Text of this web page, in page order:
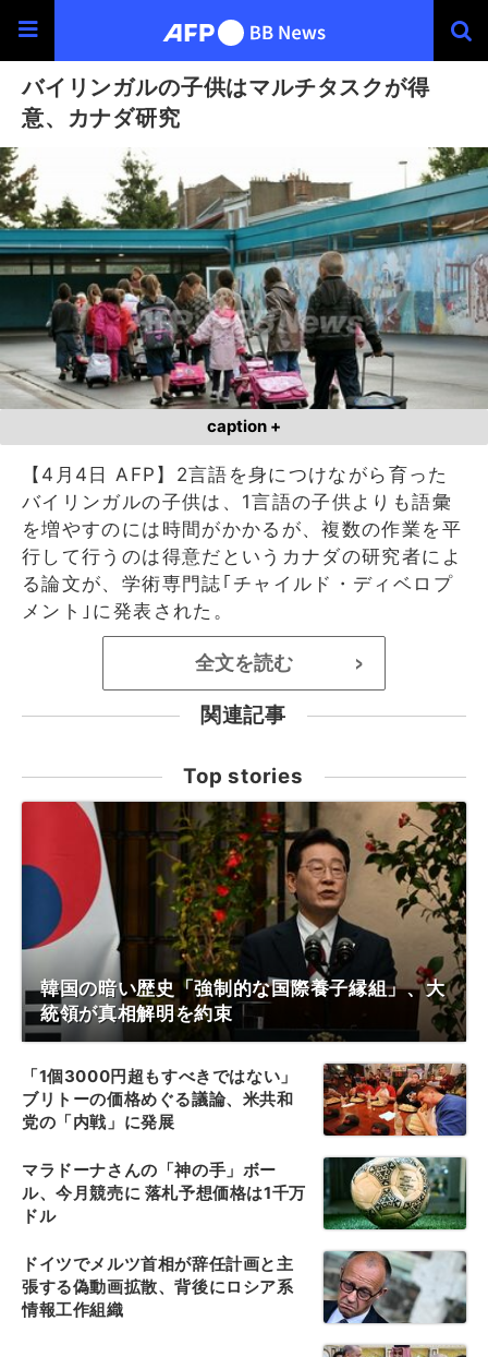
バイリンガルの子供はマルチタスクが得
意、カナダ研究
caption +
【4月4日 AFP】2言語を身につけながら育った
バイリンガルの子供は、1言語の子供よりも語彙
を増やすのには時間がかかるが、複数の作業を平
行して行うのは得意だというカナダの研究者によ
る論文が、学術専門誌｢チャイルド・ディベロプ
メント｣に発表された。
全文を読む >
関連記事
Top stories
韓国の暗い歴史「強制的な国際養子縁組」、大
統領が真相解明を約束
「1個3000円超もすべきではない」
ブリトーの価格めぐる議論、米共和
党の「内戦」に発展
マラドーナさんの「神の手」ボー
ル、今月競売に 落札予想価格は1千万
ドル
ドイツでメルツ首相が辞任計画と主
張する偽動画拡散、背後にロシア系
情報工作組織